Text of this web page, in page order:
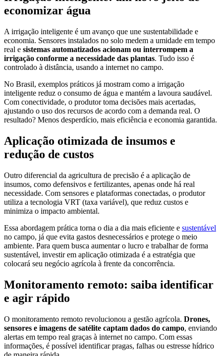
economizar água
A irrigação inteligente é um avanço que une sustentabilidade e
economia. Sensores instalados no solo medem a umidade em tempo
real e sistemas automatizados acionam ou interrompem a
irrigação conforme a necessidade das plantas. Tudo isso é
controlado à distância, usando a internet no campo.
No Brasil, exemplos práticos já mostram como a irrigação
inteligente reduz o consumo de água e mantém a lavoura saudável.
Com conectividade, o produtor toma decisões mais acertadas,
ajustando o uso dos recursos de acordo com a demanda real. O
resultado? Menos desperdício, mais eficiência e economia garantida.
Aplicação otimizada de insumos e
redução de custos
Outro diferencial da agricultura de precisão é a aplicação de
insumos, como defensivos e fertilizantes, apenas onde há real
necessidade. Com sensores e plataformas conectadas, o produtor
utiliza a tecnologia VRT (taxa variável), que reduz custos e
minimiza o impacto ambiental.
Essa abordagem prática torna o dia a dia mais eficiente e sustentável
no campo, já que evita gastos desnecessários e protege o meio
ambiente. Para quem busca aumentar o lucro e trabalhar de forma
sustentável, investir em aplicação otimizada é a estratégia que
colocará seu negócio agrícola à frente da concorrência.
Monitoramento remoto: saiba identificar
e agir rápido
O monitoramento remoto revolucionou a gestão agrícola. Drones,
sensores e imagens de satélite captam dados do campo, enviando
alertas em tempo real graças à internet no campo. Com essas
informações, é possível identificar pragas, falhas ou estresse hídrico